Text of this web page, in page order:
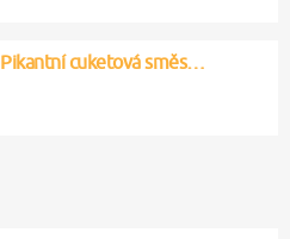
Pikantní cuketová směs…